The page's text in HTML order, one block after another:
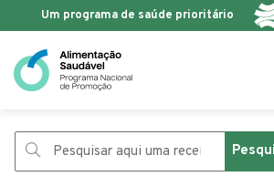
Saltar para o conteúdo
Um programa de saúde prioritário